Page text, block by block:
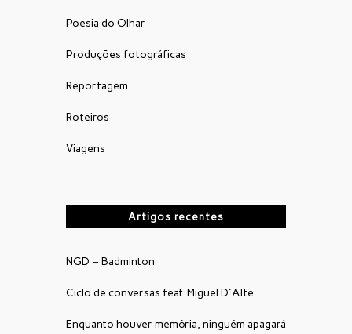
Poesia do Olhar
Produções fotográficas
Reportagem
Roteiros
Viagens
Artigos recentes
NGD – Badminton
Ciclo de conversas feat. Miguel D´Alte
Enquanto houver memória, ninguém apagará